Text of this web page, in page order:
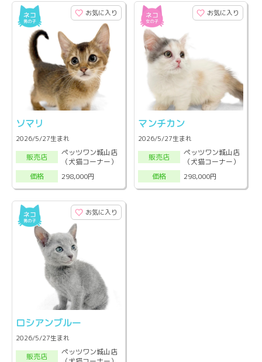
お気に入り
ソマリ
2026/5/27生まれ
販売店
ペッツワン城山店
（犬猫コーナー）
価格
298,000円
お気に入り
マンチカン
2026/5/27生まれ
販売店
ペッツワン城山店
（犬猫コーナー）
価格
298,000円
お気に入り
ロシアンブルー
2026/5/27生まれ
販売店
ペッツワン城山店